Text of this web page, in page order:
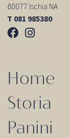
80077 Ischia NA
T 081 985380
Home
Storia
Panini